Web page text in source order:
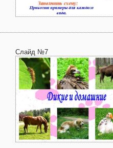
Слайд №7